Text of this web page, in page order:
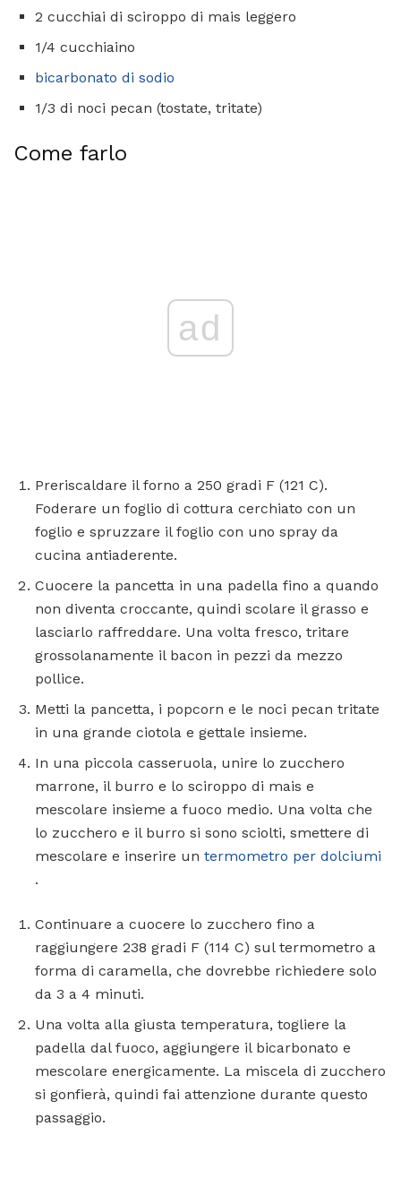
2 cucchiai di sciroppo di mais leggero
1/4 cucchiaino
bicarbonato di sodio
1/3 di noci pecan (tostate, tritate)
Come farlo
ad
Preriscaldare il forno a 250 gradi F (121 C).
Foderare un foglio di cottura cerchiato con un
foglio e spruzzare il foglio con uno spray da
cucina antiaderente.
Cuocere la pancetta in una padella fino a quando
non diventa croccante, quindi scolare il grasso e
lasciarlo raffreddare. Una volta fresco, tritare
grossolanamente il bacon in pezzi da mezzo
pollice.
Metti la pancetta, i popcorn e le noci pecan tritate
in una grande ciotola e gettale insieme.
In una piccola casseruola, unire lo zucchero
marrone, il burro e lo sciroppo di mais e
mescolare insieme a fuoco medio. Una volta che
lo zucchero e il burro si sono sciolti, smettere di
mescolare e inserire un termometro per dolciumi
.
Continuare a cuocere lo zucchero fino a
raggiungere 238 gradi F (114 C) sul termometro a
forma di caramella, che dovrebbe richiedere solo
da 3 a 4 minuti.
Una volta alla giusta temperatura, togliere la
padella dal fuoco, aggiungere il bicarbonato e
mescolare energicamente. La miscela di zucchero
si gonfierà, quindi fai attenzione durante questo
passaggio.